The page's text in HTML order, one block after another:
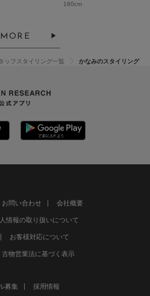
160cm
MORE
ッフスタイリング一覧 かなみのスタイリング
お問い合わせ 会社概要
情報の取り扱いについて
お客様対応について
物営業法に基づく表示
募集 採用情報